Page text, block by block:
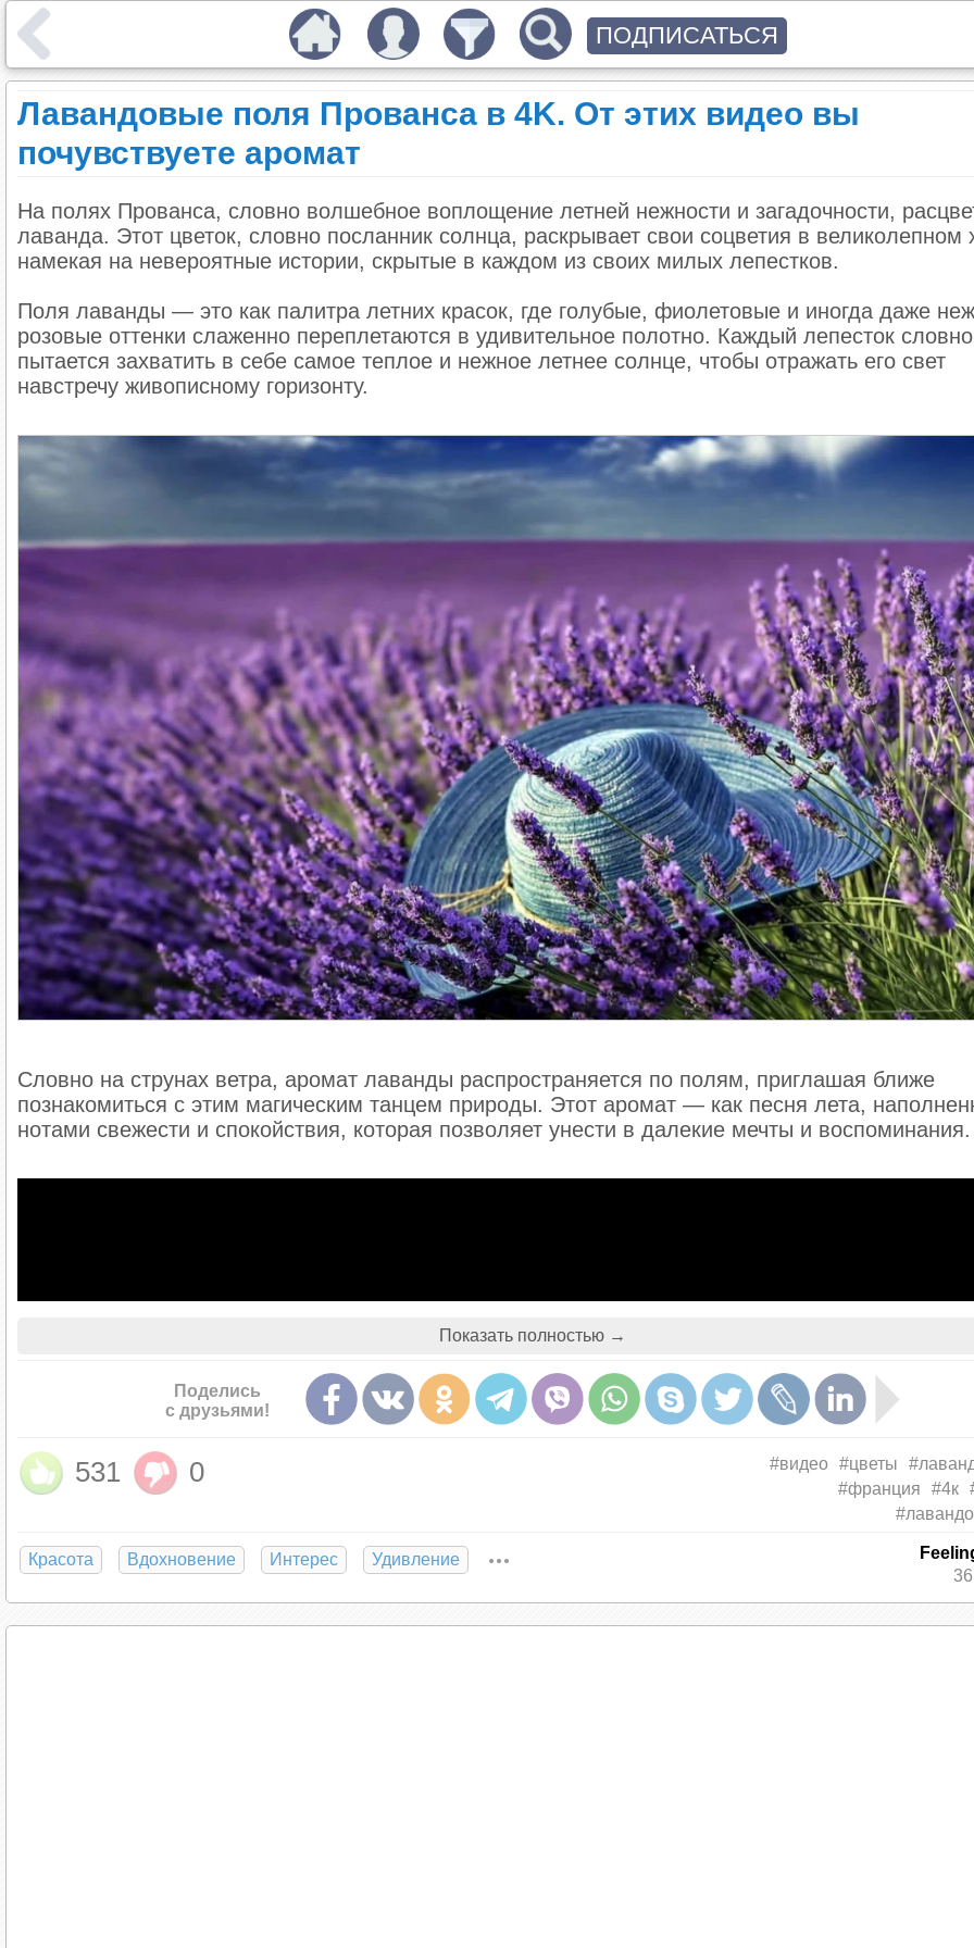
Лавандовые поля Прованса в 4K. От этих видео вы
почувствуете аромат
На полях Прованса, словно волшебное воплощение летней нежности и загадочности,
лаванда. Этот цветок, словно посланник солнца, раскрывает свои соцветия в великолепном
намекая на невероятные истории, скрытые в каждом из своих милых лепестков.
Поля лаванды — это как палитра летних красок, где голубые, фиолетовые и иногда даже
розовые оттенки слаженно переплетаются в удивительное полотно. Каждый лепесток словно
пытается захватить в себе самое теплое и нежное летнее солнце, чтобы отражать его свет
навстречу живописному горизонту.
Словно на струнах ветра, аромат лаванды распространяется по полям, приглашая ближе
познакомиться с этим магическим танцем природы. Этот аромат — как песня лета,
нотами свежести и спокойствия, которая позволяет унести в далекие мечты и воспоминания.
Показать полностью →
Поделись
с друзьями!
531 0 #видео #цветы
#франция
#4к
Красота Вдохновение Интерес Удивление
ПОДПИСАТЬСЯ